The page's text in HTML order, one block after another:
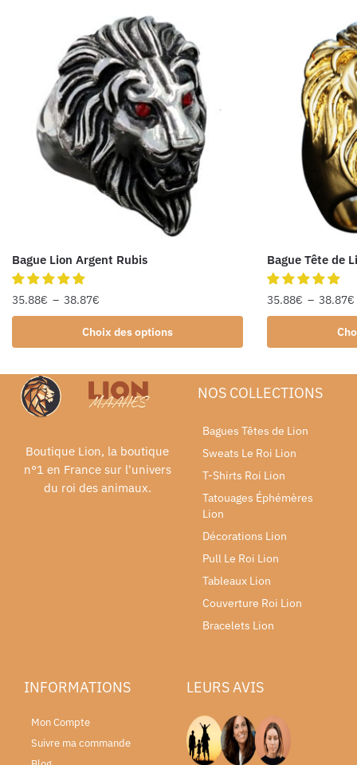
Bague Lion Argent Rubis
35.88€ – 38.87€
Choix des options
Bague Tête de
35.88€ – 38.87€
Boutique Lion, la boutique
n°1 en France sur l'univers
du roi des animaux.
NOS COLLECTIONS
Bagues Têtes de Lion
Sweats Le Roi Lion
T-Shirts Roi Lion
Tatouages Éphémères
Lion
Décorations Lion
Pull Le Roi Lion
Tableaux Lion
Couverture Roi Lion
Bracelets Lion
INFORMATIONS
Mon Compte
Suivre ma commande
LEURS AVIS